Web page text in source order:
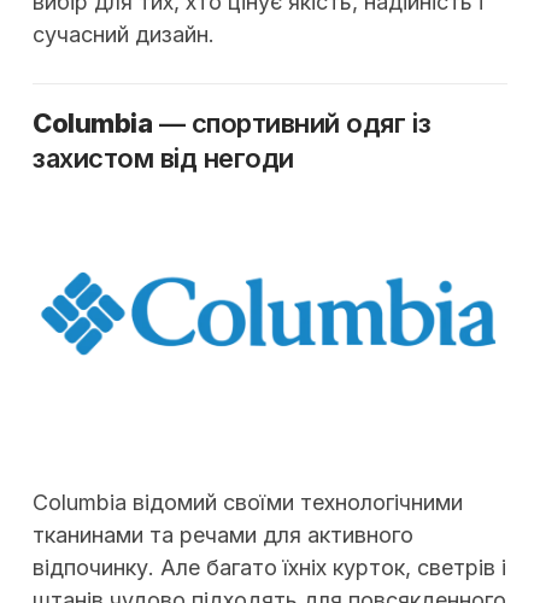
сучасний дизайн.
Columbia — спортивний одяг із
захистом від негоди
Columbia відомий своїми технологічними
тканинами та речами для активного
відпочинку. Але багато їхніх курток, светрів і